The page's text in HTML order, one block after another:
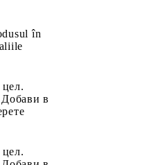
în
в